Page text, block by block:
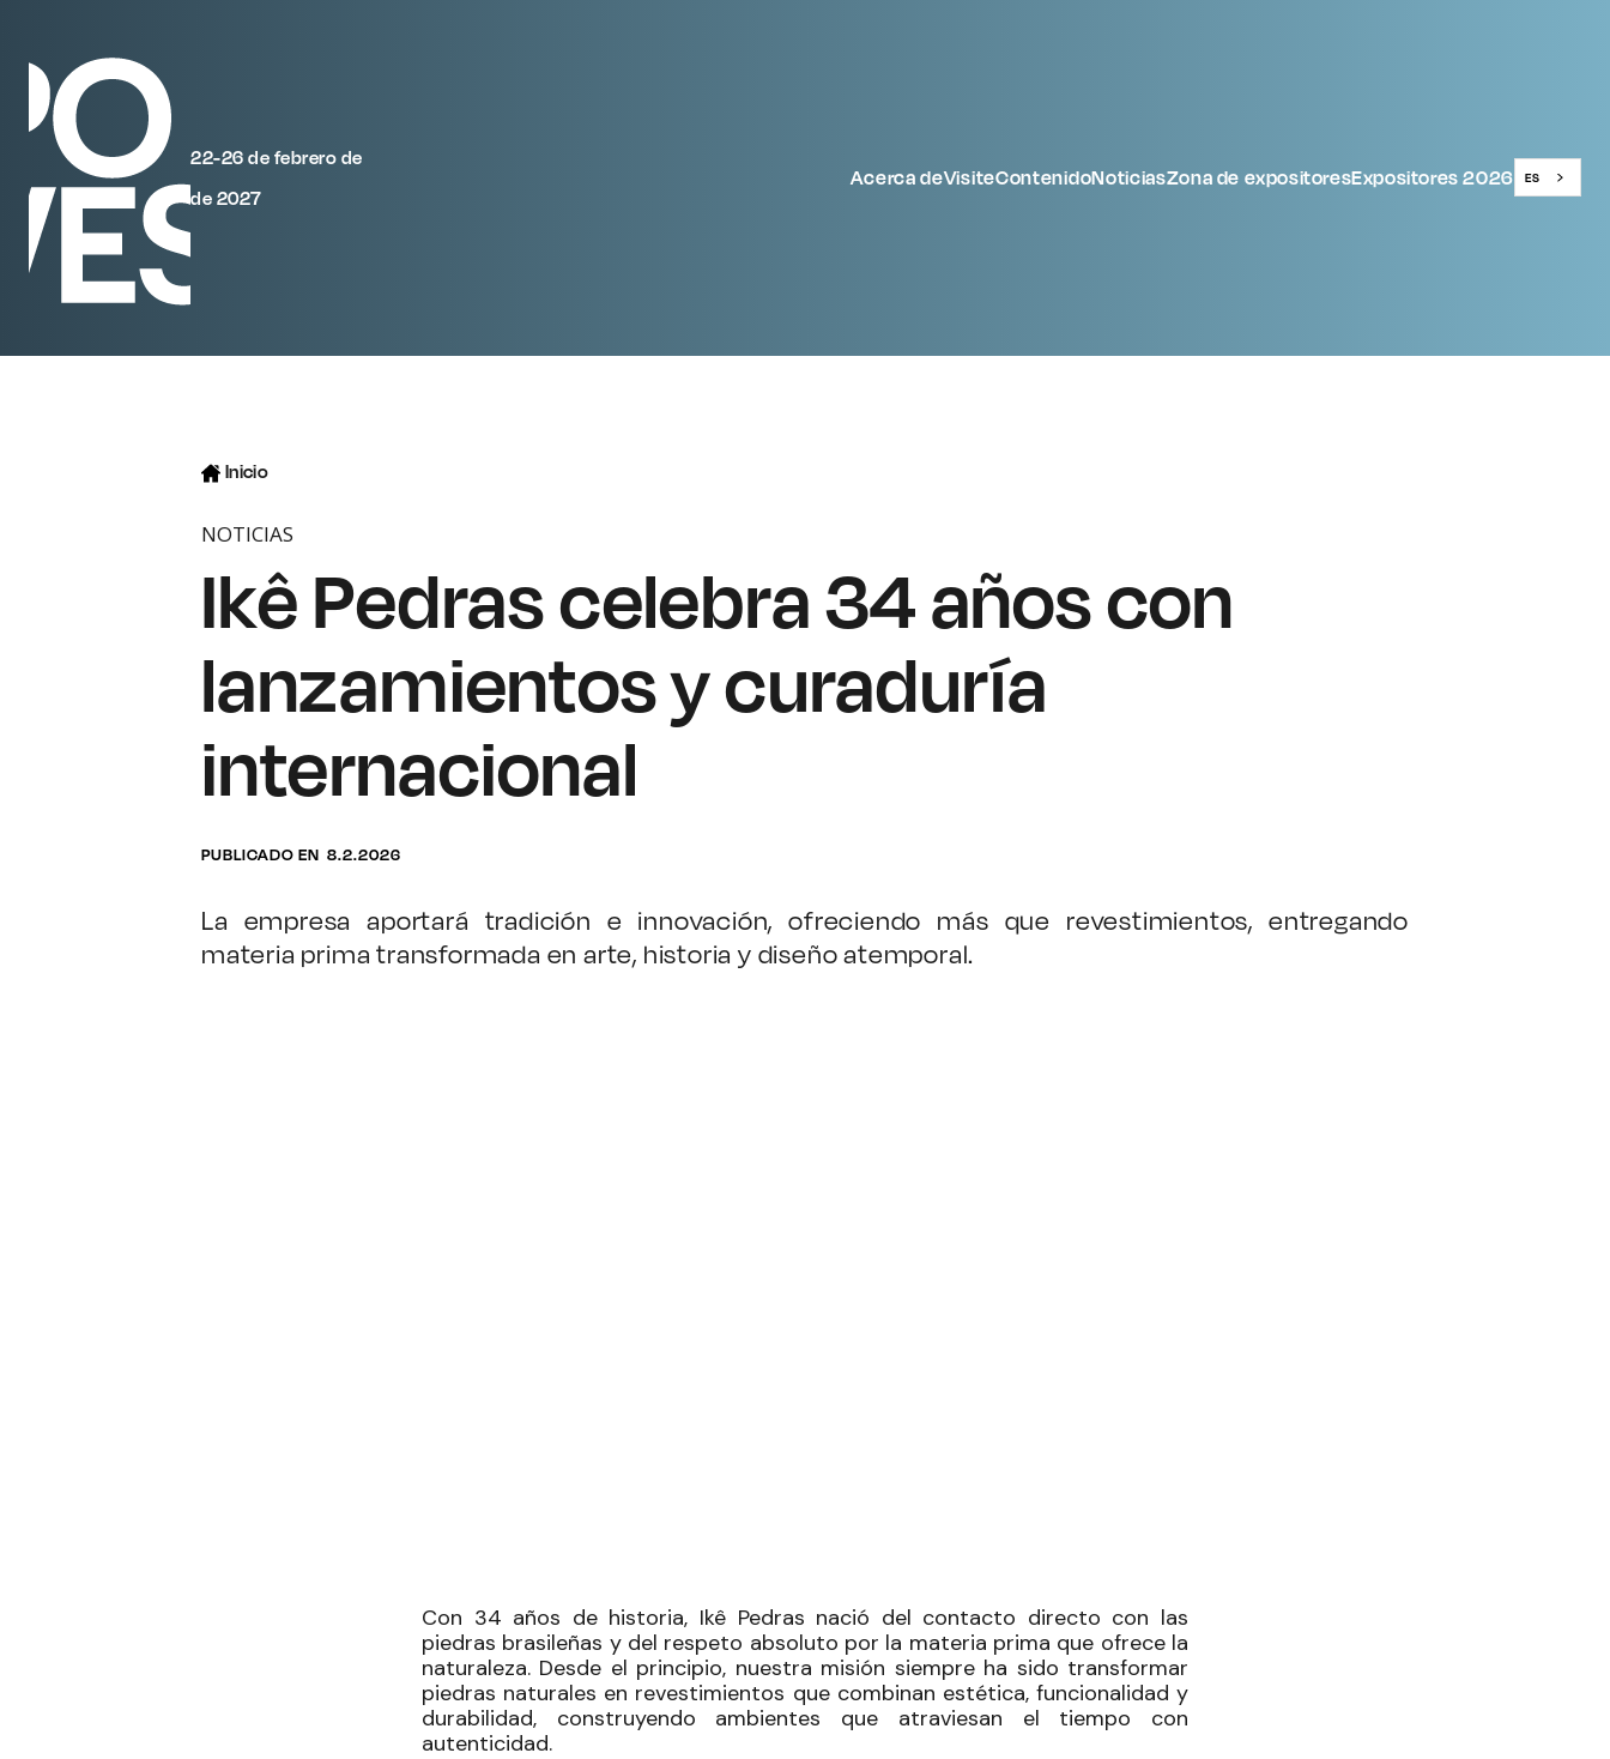
22-26 de febrero de
de 2027
Acerca deVisiteContenidoNoticiasZona de expositoresExpositores 2026 ES
Inicio
NOTICIAS
Ikê Pedras celebra 34 años con
lanzamientos y curaduría
internacional
PUBLICADO EN 8.2.2026
La empresa aportará tradición e innovación, ofreciendo más que revestimientos, entregando
materia prima transformada en arte, historia y diseño atemporal.
Con 34 años de historia, Ikê Pedras nació del contacto directo con las
piedras brasileñas y del respeto absoluto por la materia prima que ofrece la
naturaleza. Desde el principio, nuestra misión siempre ha sido transformar
piedras naturales en revestimientos que combinan estética, funcionalidad y
durabilidad, construyendo ambientes que atraviesan el tiempo con
autenticidad.